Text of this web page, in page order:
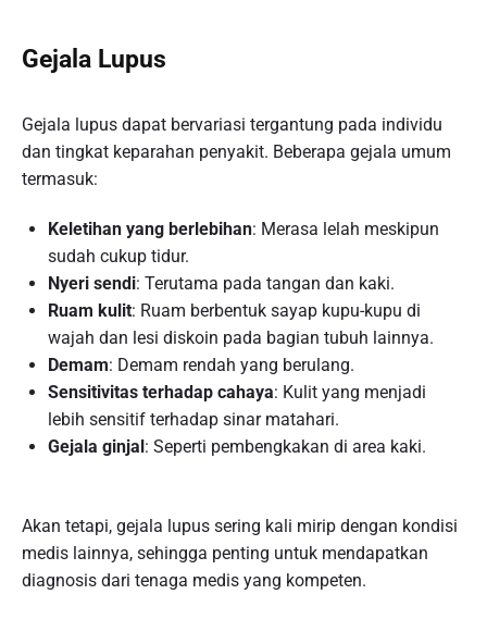
Gejala Lupus
Gejala lupus dapat bervariasi tergantung pada individu
dan tingkat keparahan penyakit. Beberapa gejala umum
termasuk:
Keletihan yang berlebihan: Merasa lelah meskipun
sudah cukup tidur.
Nyeri sendi: Terutama pada tangan dan kaki.
Ruam kulit: Ruam berbentuk sayap kupu-kupu di
wajah dan lesi diskoin pada bagian tubuh lainnya.
Demam: Demam rendah yang berulang.
Sensitivitas terhadap cahaya: Kulit yang menjadi
lebih sensitif terhadap sinar matahari.
Gejala ginjal : Seperti pembengkakan di area kaki.
Akan tetapi, gejala lupus sering kali mirip dengan kondisi
medis lainnya, sehingga penting untuk mendapatkan
diagnosis dari tenaga medis yang kompeten.